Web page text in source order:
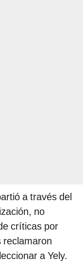
a través del
no
críticas por
reclamaron
a Yely.